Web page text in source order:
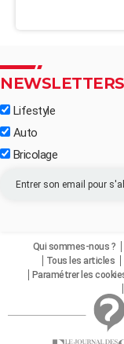
NEWSLETTERS
Lifestyle
Auto
Bricolage
Qui sommes-nous ?
Tous les articles
Paramétrer les